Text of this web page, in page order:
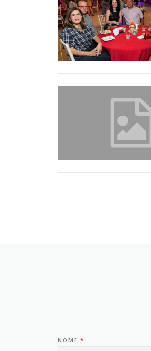
NOME *